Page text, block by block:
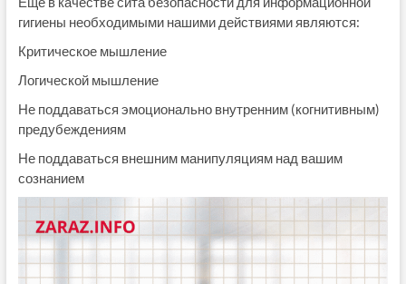
гигиены необходимыми нашими действиями являются:
Критическое мышление
Логической мышление
Не поддаваться эмоционально внутренним (когнитивным)
предубеждениям
Не поддаваться внешним манипуляциям над вашим
сознанием